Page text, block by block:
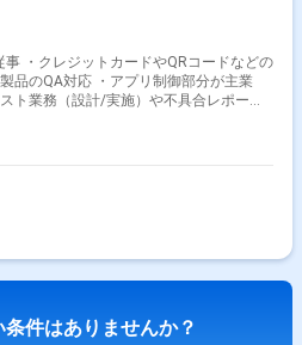
どの
件はありませんか？